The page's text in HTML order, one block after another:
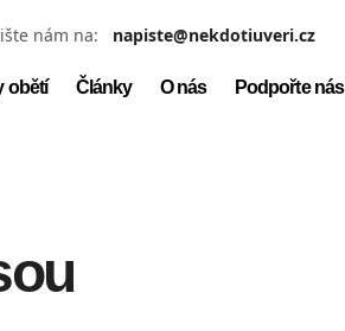
nám na: napiste@nekdotiuveri.cz
obětí Články O nás Podpořte nás